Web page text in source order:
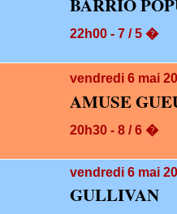
BARRIO
22h00 - 7 / 5 �
vendredi 6 mai
AMUSE
20h30 - 8 / 6 �
vendredi 6 mai
GULLIVAN